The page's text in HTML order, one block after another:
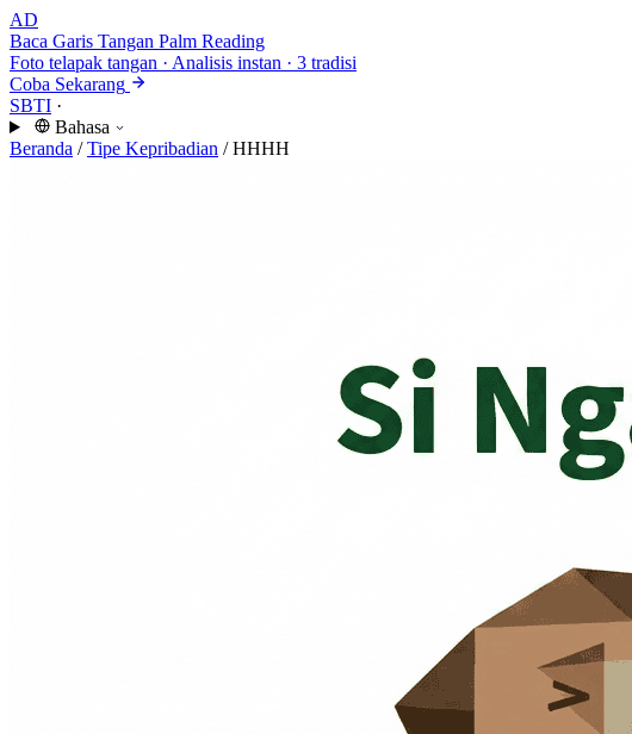
AD
Baca Garis Tangan Palm Reading
Foto telapak tangan · Analisis instan · 3 tradisi
Coba Sekarang
SBTI ·
Bahasa
Beranda / Tipe Kepribadian / HHHH